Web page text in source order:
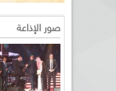
صور الإذاعة